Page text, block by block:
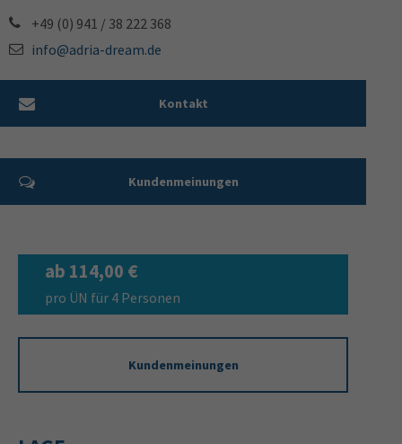
+49 (0) 941 / 38 222 368
info@adria-dream.de
Kontakt
Kundenmeinungen
ab 114,00 €
pro ÜN für 4 Personen
Kundenmeinungen